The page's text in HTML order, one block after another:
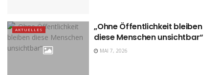
AKTUELLES
„Ohne Öffentlichkeit bleiben
diese Menschen unsichtbar“
MAI 7, 2026